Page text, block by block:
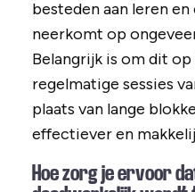
besteden aan leren
neerkomt op
Belangrijk is om dit
regelmatige sessies
plaats van lange
effectiever en
Hoe zorg je ervoor